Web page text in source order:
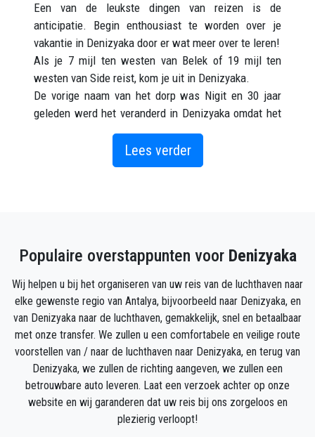
Een van de leukste dingen van reizen is de
anticipatie. Begin enthousiast te worden over je
vakantie in Denizyaka door er wat meer over te leren!
Als je 7 mijl ten westen van Belek of 19 mijl ten
westen van Side reist, kom je uit in Denizyaka.
De vorige naam van het dorp was Nigit en 30 jaar
geleden werd het veranderd in Denizyaka omdat het
dicht bij de zee lag en in de vorm van een kraag. Het
is een van de meest gewortelde dorpen van de
provincie Antalya.
Hoe kom je in Denizkaya?
om aan uw eisen te voldoen, inclusief het exacte
bestemmingsadres zonder onderweg te stoppen en
de mogelijkheid om te kiezen tussen een breed
wagenpark. Transferkosten van Denizyaka waren
nog nooit zo handig!
Een transfer vanuit Denizyaka bij ons boeken is
eenvoudig en uw reservering kan veilig online worden
verzonden, zonder te hoeven bellen of e-mailen. Hoe
dan ook, voor vragen over taxitransfers vanuit
Lees verder
Populaire overstappunten voor Denizyaka
Wij helpen u bij het organiseren van uw reis van de luchthaven naar
elke gewenste regio van Antalya, bijvoorbeeld naar Denizyaka, en
van Denizyaka naar de luchthaven, gemakkelijk, snel en betaalbaar
met onze transfer. We zullen u een comfortabele en veilige route
voorstellen van / naar de luchthaven naar Denizyaka, en terug van
Denizyaka, we zullen de richting aangeven, we zullen een
betrouwbare auto leveren. Laat een verzoek achter op onze
website en wij garanderen dat uw reis bij ons zorgeloos en
plezierig verloopt!